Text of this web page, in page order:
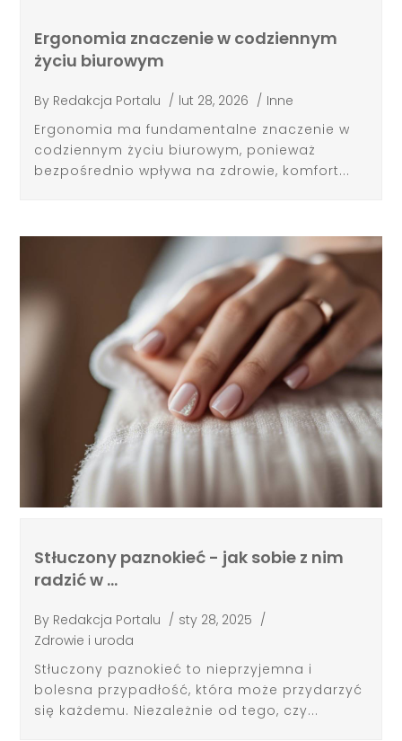
Ergonomia znaczenie w codziennym
życiu biurowym
By Redakcja Portalu / lut 28, 2026 / Inne
Ergonomia ma fundamentalne znaczenie w
codziennym życiu biurowym, ponieważ
bezpośrednio wpływa na zdrowie, komfort...
Stłuczony paznokieć - jak sobie z nim
radzić w …
By Redakcja Portalu / sty 28, 2025 /
Zdrowie i uroda
Stłuczony paznokieć to nieprzyjemna i
bolesna przypadłość, która może przydarzyć
się każdemu. Niezależnie od tego, czy...